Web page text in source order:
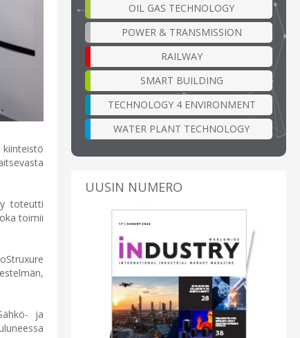
toteutti
toimii
ja
OIL GAS TECHNOLOGY
POWER & TRANSMISSION
RAILWAY
SMART BUILDING
TECHNOLOGY 4 ENVIRONMENT
WATER PLANT TECHNOLOGY
UUSIN NUMERO